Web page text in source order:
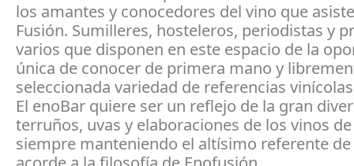
los amantes y conocedores del vino que
Fusión. Sumilleres, hosteleros, periodistas y
varios que disponen en este espacio de la
única de conocer de primera mano y
seleccionada variedad de referencias
El enoBar quiere ser un reflejo de la gran
terruños, uvas y elaboraciones de los vinos de
siempre manteniendo el altísimo referente